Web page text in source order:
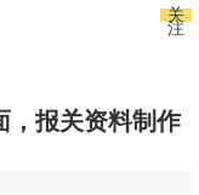
关
注
，报关资料制作